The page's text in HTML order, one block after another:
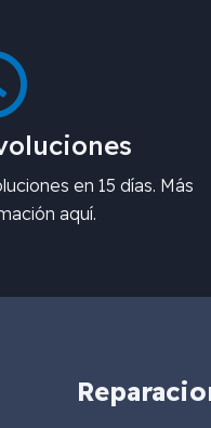
en 15 días. Más
aquí.